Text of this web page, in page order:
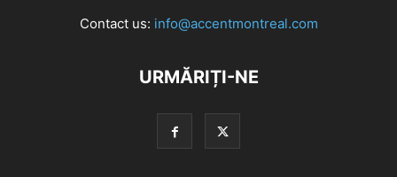
Contact us: info@accentmontreal.com
URMĂRIȚI-NE